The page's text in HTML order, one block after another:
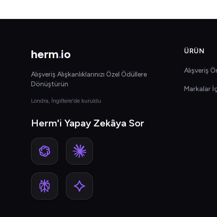
herm.io
Alışveriş Alışkanlıklarınızı Özel Ödüllere
Dönüştürün
Londra, İngiltere'de kuruldu
Herm'i Yapay Zekâya Sor
ÜRÜN
Alışveriş
Markalar